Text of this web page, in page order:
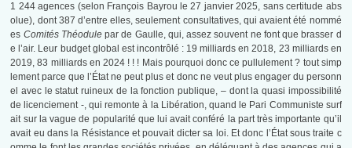
1 244 agences (selon François Bayrou le 27 janvier 2025, sans certitude abs
olue), dont 387 d’entre elles, seulement consultatives, qui avaient été nommé
es Comités Théodulepar de Gaulle, qui, assez souvent ne font que brasser d
e l’air. Leur budget global est incontrôlé : 19 milliards en 2018, 23 milliards en
2019, 83 milliards en 2024 ! ! ! Mais pourquoi donc ce pullulement ? tout simp
lement parce que l’État ne peut plus et donc ne veut plus engager du personn
el avec le statut ruineux de la fonction publique, – dont la quasi impossibilité
de licenciement -, qui remonte à la Libération, quand le Pari Communiste surf
ait sur la vague de popularité que lui avait conféré la part très importante qu’il
avait eu dans la Résistance et pouvait dicter sa loi. Et donc l’État sous traite c